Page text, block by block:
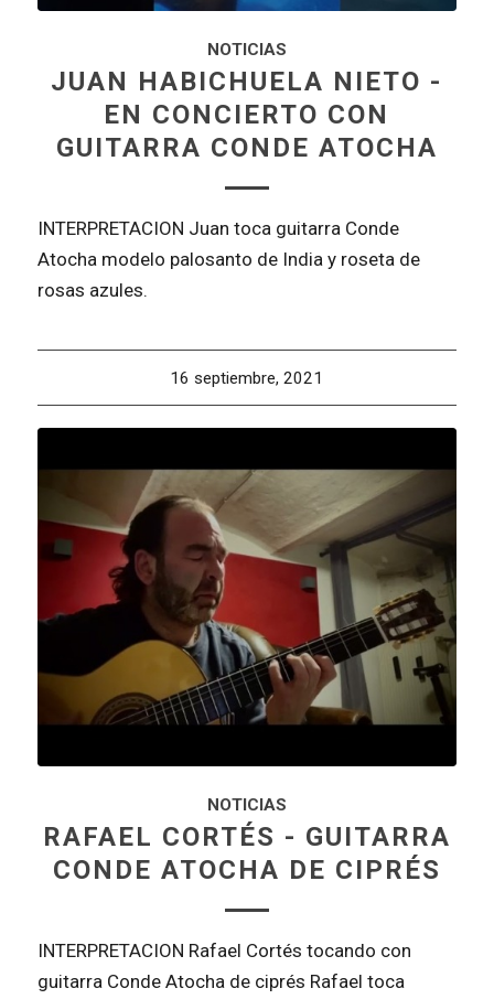
NOTICIAS
JUAN HABICHUELA NIETO -
EN CONCIERTO CON
GUITARRA CONDE ATOCHA
INTERPRETACION Juan toca guitarra Conde
Atocha modelo palosanto de India y roseta de
rosas azules.
16 septiembre, 2021
NOTICIAS
RAFAEL CORTÉS - GUITARRA
CONDE ATOCHA DE CIPRÉS
INTERPRETACION Rafael Cortés tocando con
guitarra Conde Atocha de ciprés Rafael toca